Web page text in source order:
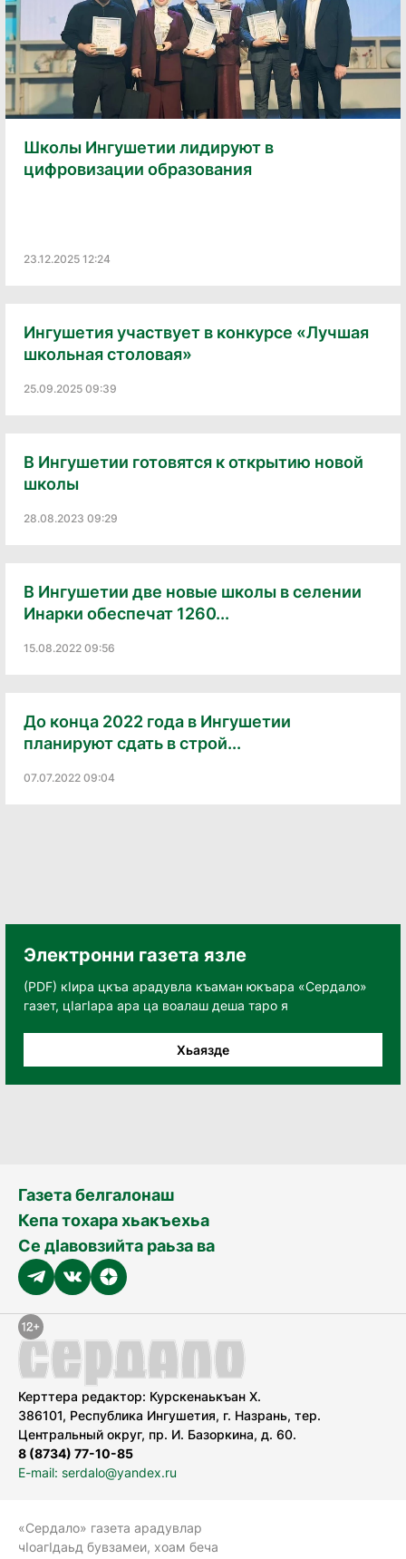
Школы Ингушетии лидируют в
цифровизации образования
23.12.2025 12:24
Ингушетия участвует в конкурсе «Лучшая
школьная столовая»
25.09.2025 09:39
В Ингушетии готовятся к открытию новой
школы
28.08.2023 09:29
В Ингушетии две новые школы в селении
Инарки обеспечат 1260...
15.08.2022 09:56
До конца 2022 года в Ингушетии
планируют сдать в строй...
07.07.2022 09:04
Электронни газета язле
(PDF) кӀира цкъа арадувла къаман юкъара «Сердало»
газет, цӀагӀара ара ца воалаш деша таро я
Хьаязде
Газета белгалонаш
Кепа тохара хьакъехьа
Се дӀавовзийта раьза ва
Керттера редактор: Курскенаькъан Х.
386101, Республика Ингушетия, г. Назрань, тер.
Центральный округ, пр. И. Базоркина, д. 60.
8 (8734) 77-10-85
E-mail: serdalo@yandex.ru
«Сердало» газета арадувлар
чIоагIдаьд бувзамеи, хоам беча